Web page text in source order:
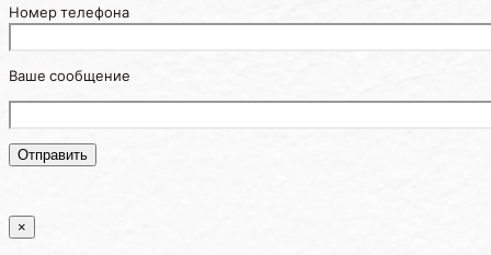
Номер телефона
Ваше сообщение
×